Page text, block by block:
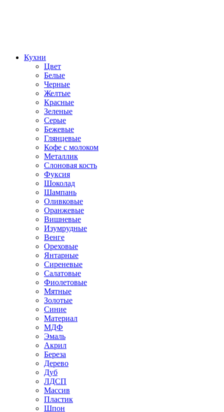
Кухни
Цвет
Белые
Черные
Желтые
Красные
Зеленые
Серые
Бежевые
Глянцевые
Кофе с молоком
Металлик
Слоновая кость
Фуксия
Шоколад
Шампань
Оливковые
Оранжевые
Вишневые
Изумрудные
Венге
Ореховые
Янтарные
Сиреневые
Салатовые
Фиолетовые
Мятные
Золотые
Синие
Материал
МДФ
Эмаль
Акрил
Береза
Дерево
Дуб
ЛДСП
Массив
Пластик
Шпон